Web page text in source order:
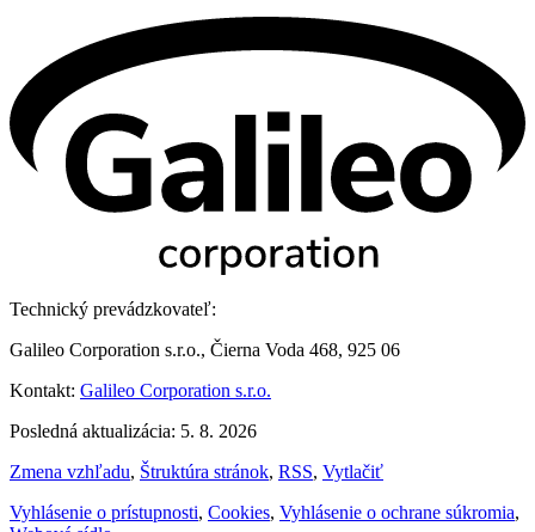
Technický prevádzkovateľ:
Galileo Corporation s.r.o., Čierna Voda 468, 925 06
Kontakt: Galileo Corporation s.r.o.
Posledná aktualizácia: 5. 8. 2026
Zmena vzhľadu, Štruktúra stránok, RSS, Vytlačiť
Vyhlásenie o prístupnosti, Cookies, Vyhlásenie o ochrane súkromia,